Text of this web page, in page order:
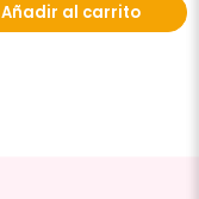
Añadir al carrito